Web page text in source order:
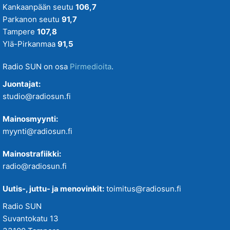
Kankaanpään seutu 106,7
Parkanon seutu 91,7
Tampere 107,8
Ylä-Pirkanmaa 91,5
Radio SUN on osa Pirmedioita.
Juontajat:
studio@radiosun.fi
Mainosmyynti:
myynti@radiosun.fi
Mainostrafiikki:
radio@radiosun.fi
Uutis-, juttu- ja menovinkit: toimitus@radiosun.fi
Radio SUN
Suvantokatu 13